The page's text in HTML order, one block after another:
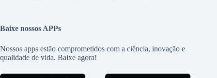
Baixe nossos APPs
Nossos apps estão comprometidos com a ciência, inovação e
qualidade de vida. Baixe agora!